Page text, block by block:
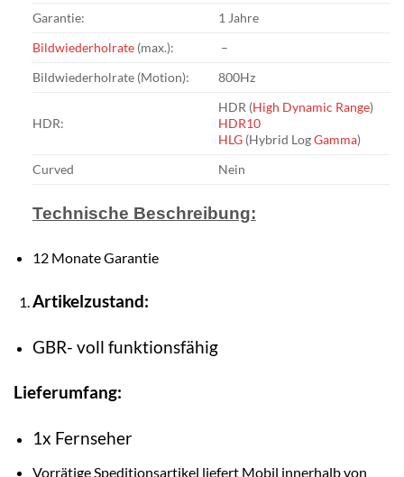
Garantie:
1 Jahre
Bildwiederholrate(max.):
–
Bildwiederholrate (Motion):
800Hz
HDR:
HDR (High Dynamic Range)
HDR10
HLG(Hybrid LogGamma)
Curved
Nein
Technische Beschreibung:
12 Monate Garantie
Artikelzustand:
GBR- voll funktionsfähig
Lieferumfang:
1x Fernseher
Vorrätige Speditionsartikel liefert Mobil innerhalb von